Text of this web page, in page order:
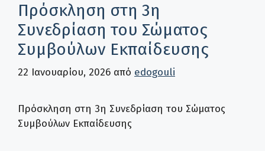
Πρόσκληση στη 3η
Συνεδρίαση του Σώματος
Συμβούλων Εκπαίδευσης
22 Ιανουαρίου, 2026 από edogouli
Πρόσκληση στη 3η Συνεδρίαση του Σώματος
Συμβούλων Εκπαίδευσης